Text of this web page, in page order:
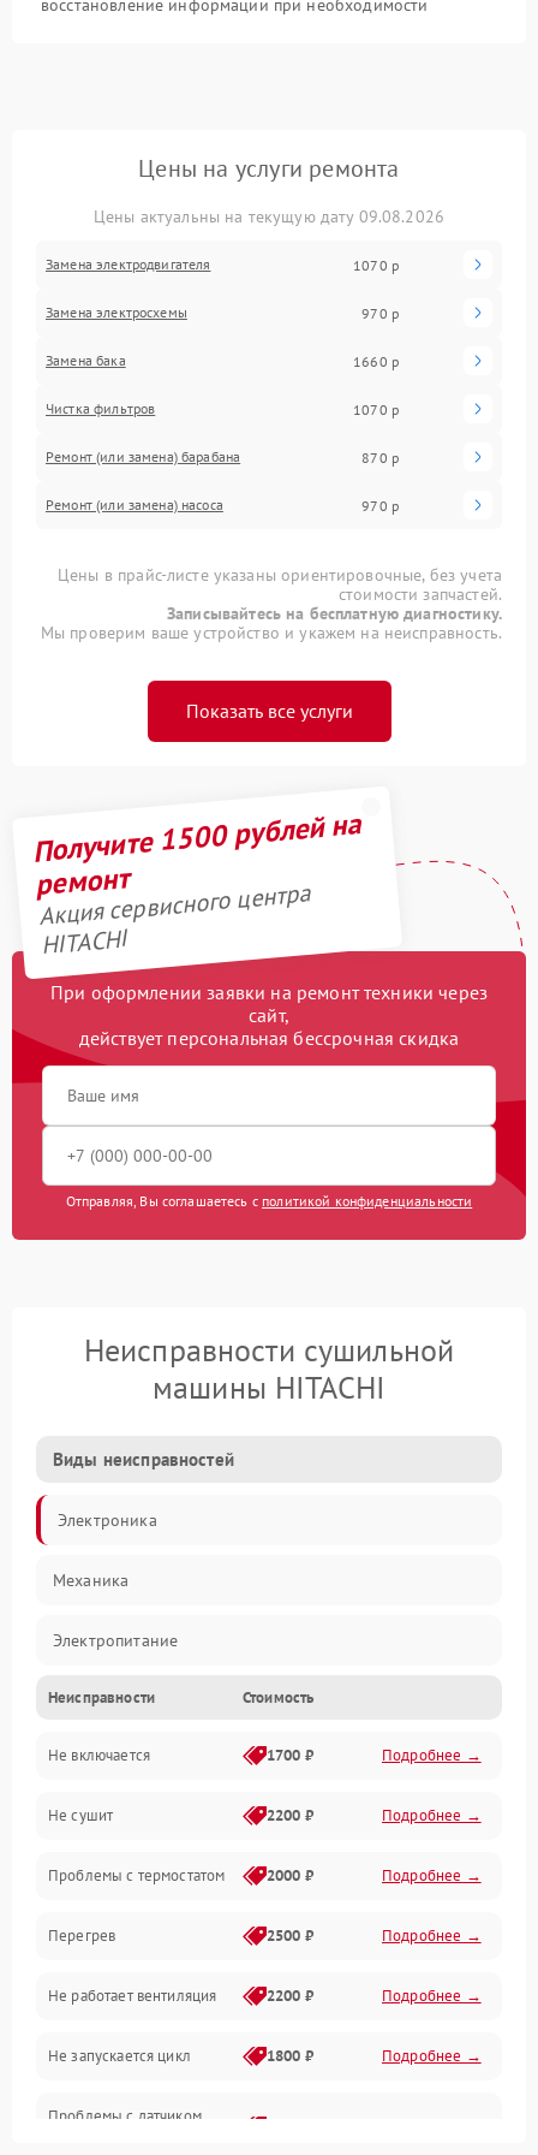
восстановление информации при необходимости
Цены на услуги ремонта
Цены актуальны на текущую дату 09.08.2026
Замена электродвигателя 1070 р
Замена электросхемы 970 р
Замена бака 1660 р
Чистка фильтров 1070 р
Ремонт (или замена) барабана 870 р
Ремонт (или замена) насоса 970 р
Цены в прайс-листе указаны ориентировочные, без учета
стоимости запчастей.
Записывайтесь на бесплатную диагностику.
Мы проверим ваше устройство и укажем на неисправность.
Показать все услуги
Получите 1500 рублей на
ремонт
Акция сервисного центра
HITACHI
При оформлении заявки на ремонт техники через
сайт,
действует персональная бессрочная скидка
Отправляя, Вы соглашаетесь с политикой конфиденциальности
Неисправности сушильной
машины HITACHI
Виды неисправностей
Электроника
Механика
Электропитание
Нагрев
Механические повреждения
Оптика
Программное обеспечение
Датчики
Безопасность
Неисправности Стоимость
Не включается 1700 ₽ Подробнее →
Не сушит 2200 ₽ Подробнее →
Проблемы с термостатом 2000 ₽ Подробнее →
Перегрев 2500 ₽ Подробнее →
Не работает вентиляция 2200 ₽ Подробнее →
Не запускается цикл 1800 ₽ Подробнее →
Проблемы с датчиком